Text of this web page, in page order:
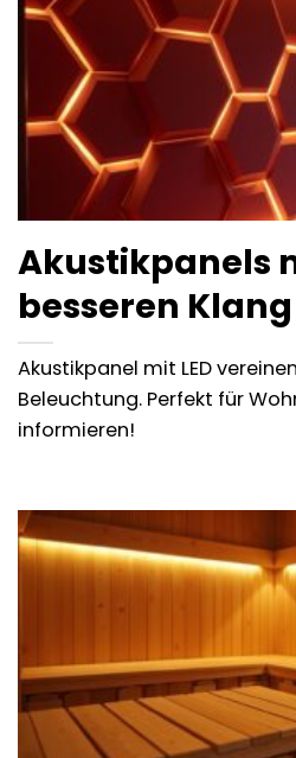
Akustikpanels
besseren Klang
Akustikpanel mit LED
Beleuchtung. Perfekt für
informieren!